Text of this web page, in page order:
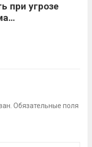
при угрозе
Обязательные поля